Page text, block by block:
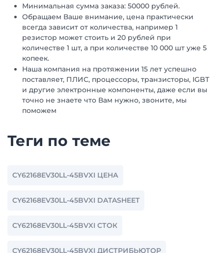
Минимальная сумма заказа: 50000 рублей.
Обращаем Ваше внимание, цена практически
всегда зависит от количества, например 1
резистор может стоить и 20 рублей при
количестве 1 шт, а при количестве 10 000 шт уже 5
копеек.
Наша компания на протяжении 15 лет успешно
поставляет, ПЛИС, процессоры, транзисторы, IGBT
и другие электронные компоненты, даже если вы
точно не знаете что Вам нужно, звоните, мы
поможем
Теги по теме
CY62168EV30LL-45BVXI ЦЕНА
CY62168EV30LL-45BVXI DATASHEET
CY62168EV30LL-45BVXI СТОК
CY62168EV30LL-45BVXI ДИСТРИБЬЮТОР